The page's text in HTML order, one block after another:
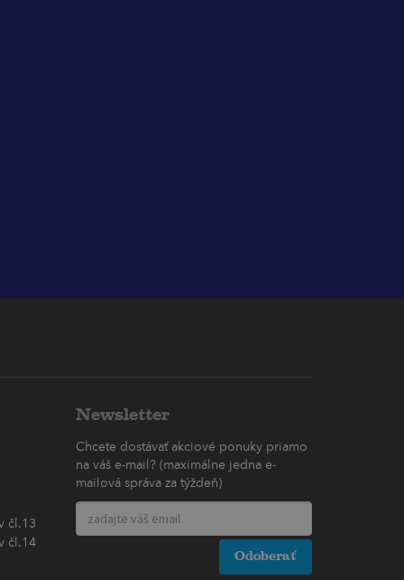
čl.13
čl.14
Newsletter
Chcete dostávať akciové ponuky priamo
na váš e-mail? (maximálne jedna e-
mailová správa za týždeň)
Odoberať